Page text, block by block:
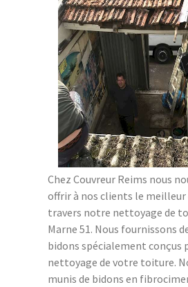
Chez Couvreur Reims nous
offrir à nos clients le meilleur
travers notre nettoyage de
Marne 51. Nous fournissons
bidons spécialement conçus
nettoyage de votre toiture.
munis de bidons en